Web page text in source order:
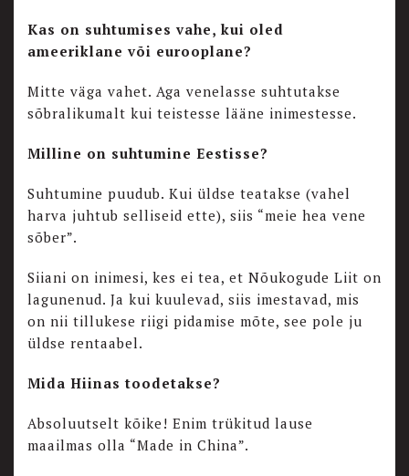
Kas on suhtumises vahe, kui oled
ameeriklane või eurooplane?
Mitte väga vahet. Aga venelasse suhtutakse
sõbralikumalt kui teistesse lääne inimestesse.
Milline on suhtumine Eestisse?
Suhtumine puudub. Kui üldse teatakse (vahel
harva juhtub selliseid ette), siis “meie hea vene
sõber”.
Siiani on inimesi, kes ei tea, et Nõukogude Liit on
lagunenud. Ja kui kuulevad, siis imestavad, mis
on nii tillukese riigi pidamise mõte, see pole ju
üldse rentaabel.
Mida Hiinas toodetakse?
Absoluutselt kõike! Enim trükitud lause
maailmas olla “Made in China”.